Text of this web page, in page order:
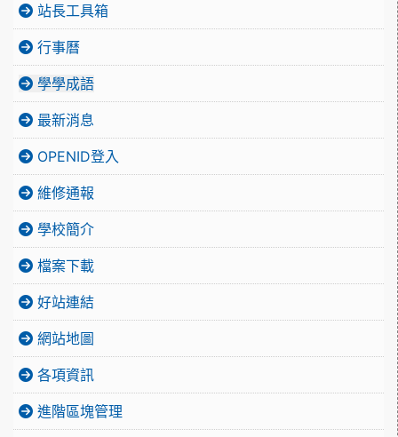
站長工具箱
行事曆
學學成語
最新消息
OPENID登入
維修通報
學校簡介
檔案下載
好站連結
網站地圖
各項資訊
進階區塊管理